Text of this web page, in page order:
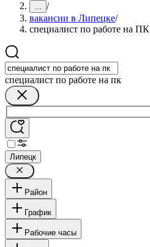
... /
вакансии в Липецке/
специалист по работе на ПК
специалист по работе на пк
Липецк
Район
График
Рабочие часы